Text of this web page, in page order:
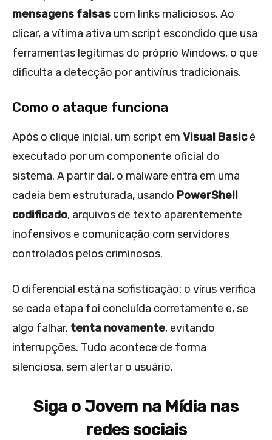
mensagens falsas com links maliciosos. Ao
clicar, a vítima ativa um script escondido que usa
ferramentas legítimas do próprio Windows, o que
dificulta a detecção por antivírus tradicionais.
Como o ataque funciona
Após o clique inicial, um script em Visual Basicé
executado por um componente oficial do
sistema. A partir daí, o malware entra em uma
cadeia bem estruturada, usando PowerShell
codificado, arquivos de texto aparentemente
inofensivos e comunicação com servidores
controlados pelos criminosos.
O diferencial está na sofisticação: o vírus verifica
se cada etapa foi concluída corretamente e, se
algo falhar, tenta novamente, evitando
interrupções. Tudo acontece de forma
silenciosa, sem alertar o usuário.
Siga o Jovem na Mídia nas
redes sociais